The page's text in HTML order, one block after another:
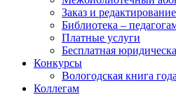
Заказ и
Библиотека –
Платные услуги
Бесплатная
Конкурсы
Вологодская книга года
Коллегам